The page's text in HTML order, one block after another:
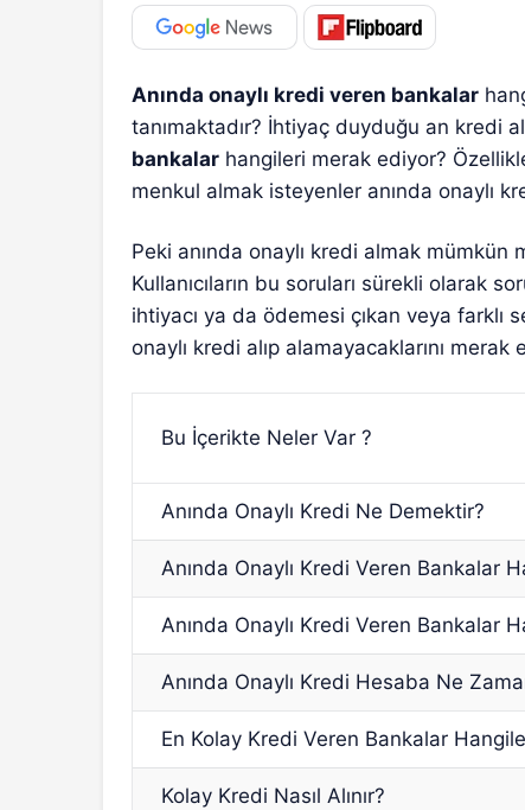
Anında onaylı kredi veren bankalar
tanımaktadır? İhtiyaç duyduğu an kredi
bankalar hangileri merak ediyor?
menkul almak isteyenler anında onaylı
Peki anında onaylı kredi almak mümkün
Kullanıcıların bu soruları sürekli olarak
ihtiyacı ya da ödemesi çıkan veya farklı
onaylı kredi alıp alamayacaklarını merak
Bu İçerikte Neler Var ?
Anında Onaylı Kredi Ne Demektir?
Anında Onaylı Kredi Veren Bankalar
Anında Onaylı Kredi Veren Bankalar
Anında Onaylı Kredi Hesaba Ne
En Kolay Kredi Veren Bankalar
Kolay Kredi Nasıl Alınır?